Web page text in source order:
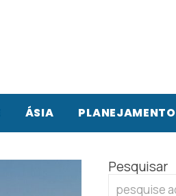
ÁSIA PLANEJAMENTO
Pesquisar